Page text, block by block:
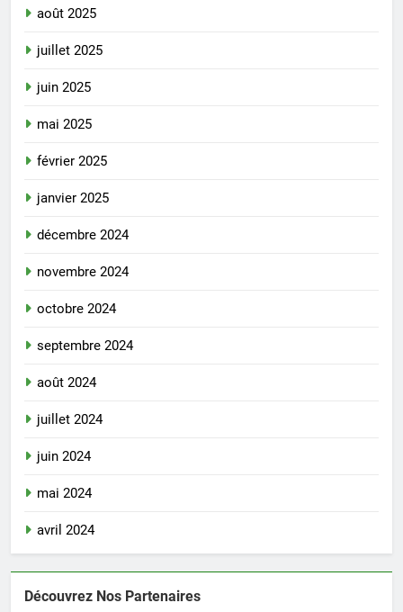
août 2025
juillet 2025
juin 2025
mai 2025
février 2025
janvier 2025
décembre 2024
novembre 2024
octobre 2024
septembre 2024
août 2024
juillet 2024
juin 2024
mai 2024
avril 2024
Découvrez Nos Partenaires